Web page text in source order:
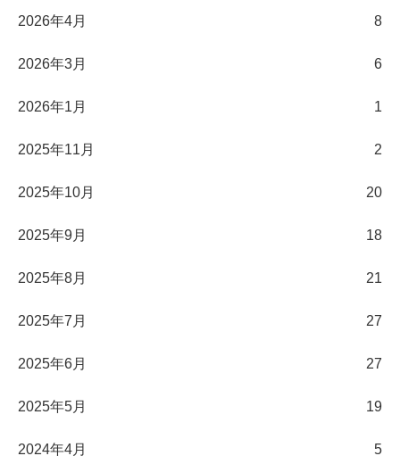
2026年4月 8
2026年3月 6
2026年1月 1
2025年11月 2
2025年10月 20
2025年9月 18
2025年8月 21
2025年7月 27
2025年6月 27
2025年5月 19
2024年4月 5